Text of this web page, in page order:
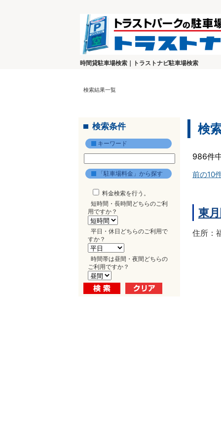
時間貸駐車場検索｜トラストナビ駐車場検索
検索結果一覧
検索条件
キーワード
「駐車場料金」から探す
料金検索を行う。
短時間・長時間どちらのご利
用ですか？
平日・休日どちらのご利用で
すか？
時間帯は昼間・夜間どちらの
ご利用ですか？
検
986件
前の10
東
住所：